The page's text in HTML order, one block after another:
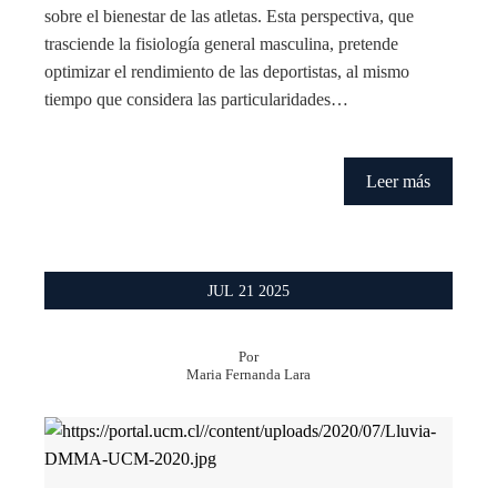
sobre el bienestar de las atletas. Esta perspectiva, que
trasciende la fisiología general masculina, pretende
optimizar el rendimiento de las deportistas, al mismo
tiempo que considera las particularidades…
Leer más
JUL 21 2025
Por
Maria Fernanda Lara